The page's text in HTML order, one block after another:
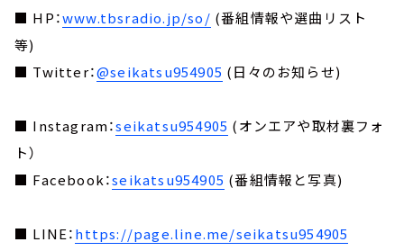
■ HP：www.tbsradio.jp/so/ (番組情報や選曲リスト
等)
■ Twitter：@seikatsu954905 (日々のお知らせ)
■ Instagram：seikatsu954905 (オンエアや取材裏フォ
ト）
■ Facebook：seikatsu954905 (番組情報と写真)
■ LINE：https://page.line.me/seikatsu954905